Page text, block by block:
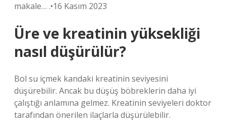
makale… .•16 Kasım 2023
Üre ve kreatinin yüksekliği
nasıl düşürülür?
Bol su içmek kandaki kreatinin seviyesini
düşürebilir. Ancak bu düşüş böbreklerin daha iyi
çalıştığı anlamına gelmez. Kreatinin seviyeleri doktor
tarafından önerilen ilaçlarla düşürülebilir.